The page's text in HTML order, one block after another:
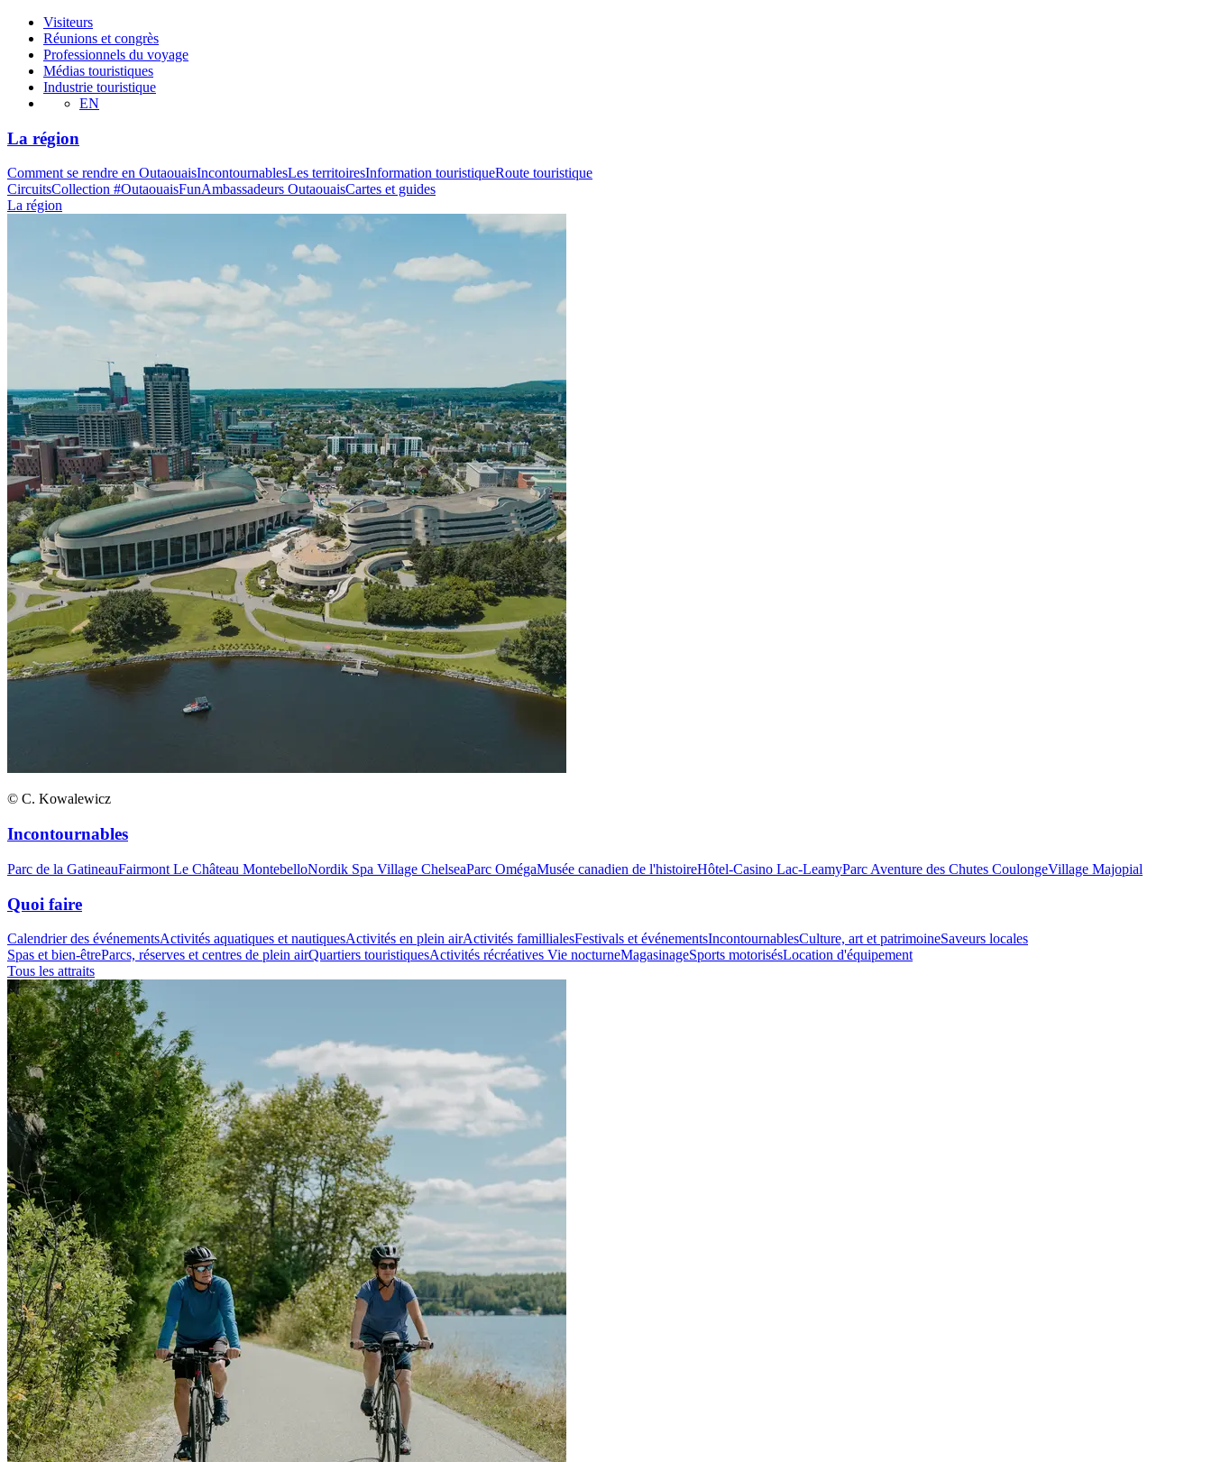
Visiteurs
Réunions et congrès
Professionnels du voyage
Médias touristiques
Industrie touristique
EN
La région
Comment se rendre en OutaouaisIncontournablesLes territoiresInformation touristiqueRoute touristique
CircuitsCollection #OutaouaisFunAmbassadeurs OutaouaisCartes et guides
La région
© C. Kowalewicz
Incontournables
Parc de la GatineauFairmont Le Château MontebelloNordik Spa Village ChelseaParc OmégaMusée canadien de l'histoireHôtel-Casino Lac-LeamyParc Aventure des Chutes CoulongeVillage Majopial
Quoi faire
Calendrier des événementsActivités aquatiques et nautiquesActivités en plein airActivités famillialesFestivals et événementsIncontournablesCulture, art et patrimoineSaveurs locales
Spas et bien-êtreParcs, réserves et centres de plein airQuartiers touristiquesActivités récréatives Vie nocturneMagasinageSports motorisésLocation d'équipement
Tous les attraits